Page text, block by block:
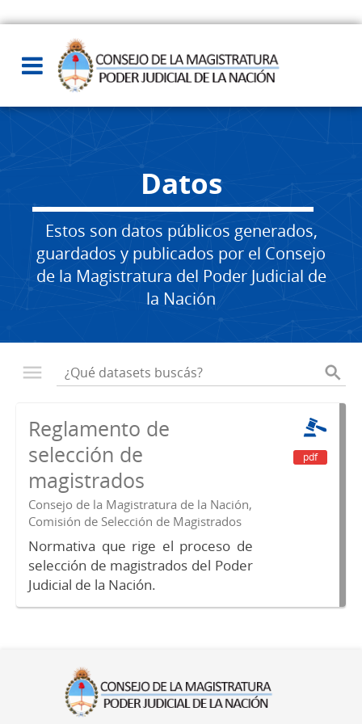
Datos
Estos son datos públicos generados,
guardados y publicados por el Consejo
de la Magistratura del Poder Judicial de
la Nación
Reglamento de
selección de
magistrados
Consejo de la Magistratura de la Nación,
Comisión de Selección de Magistrados
Normativa que rige el proceso de
selección de magistrados del Poder
Judicial de la Nación.
pdf